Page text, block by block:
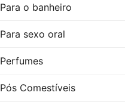
Para o banheiro
Para sexo oral
Perfumes
Pós Comestíveis